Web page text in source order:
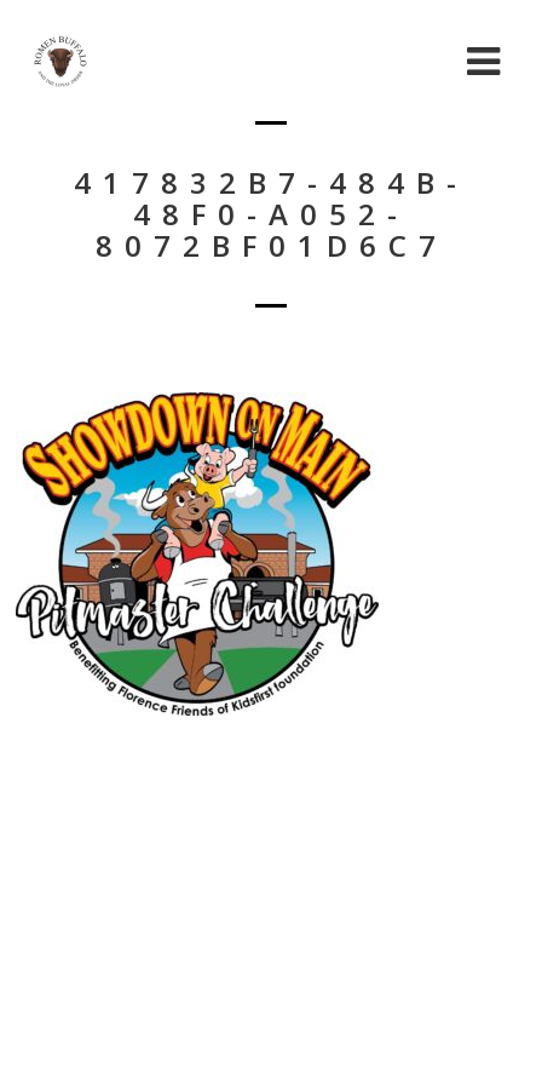
417832B7-484B-
48F0-A052-
8072BF01D6C7